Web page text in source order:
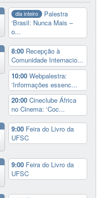
dia inteiro
Palestra
‘Brasil: Nunca Mais –
o...
8:00 Recepção à
Comunidade Internacio...
10:00Webpalestra:
‘Informações essenc...
20:00Cineclube África
no Cinema: ‘Coc...
9:00 Feira do Livro da
UFSC
9:00 Feira do Livro da
UFSC